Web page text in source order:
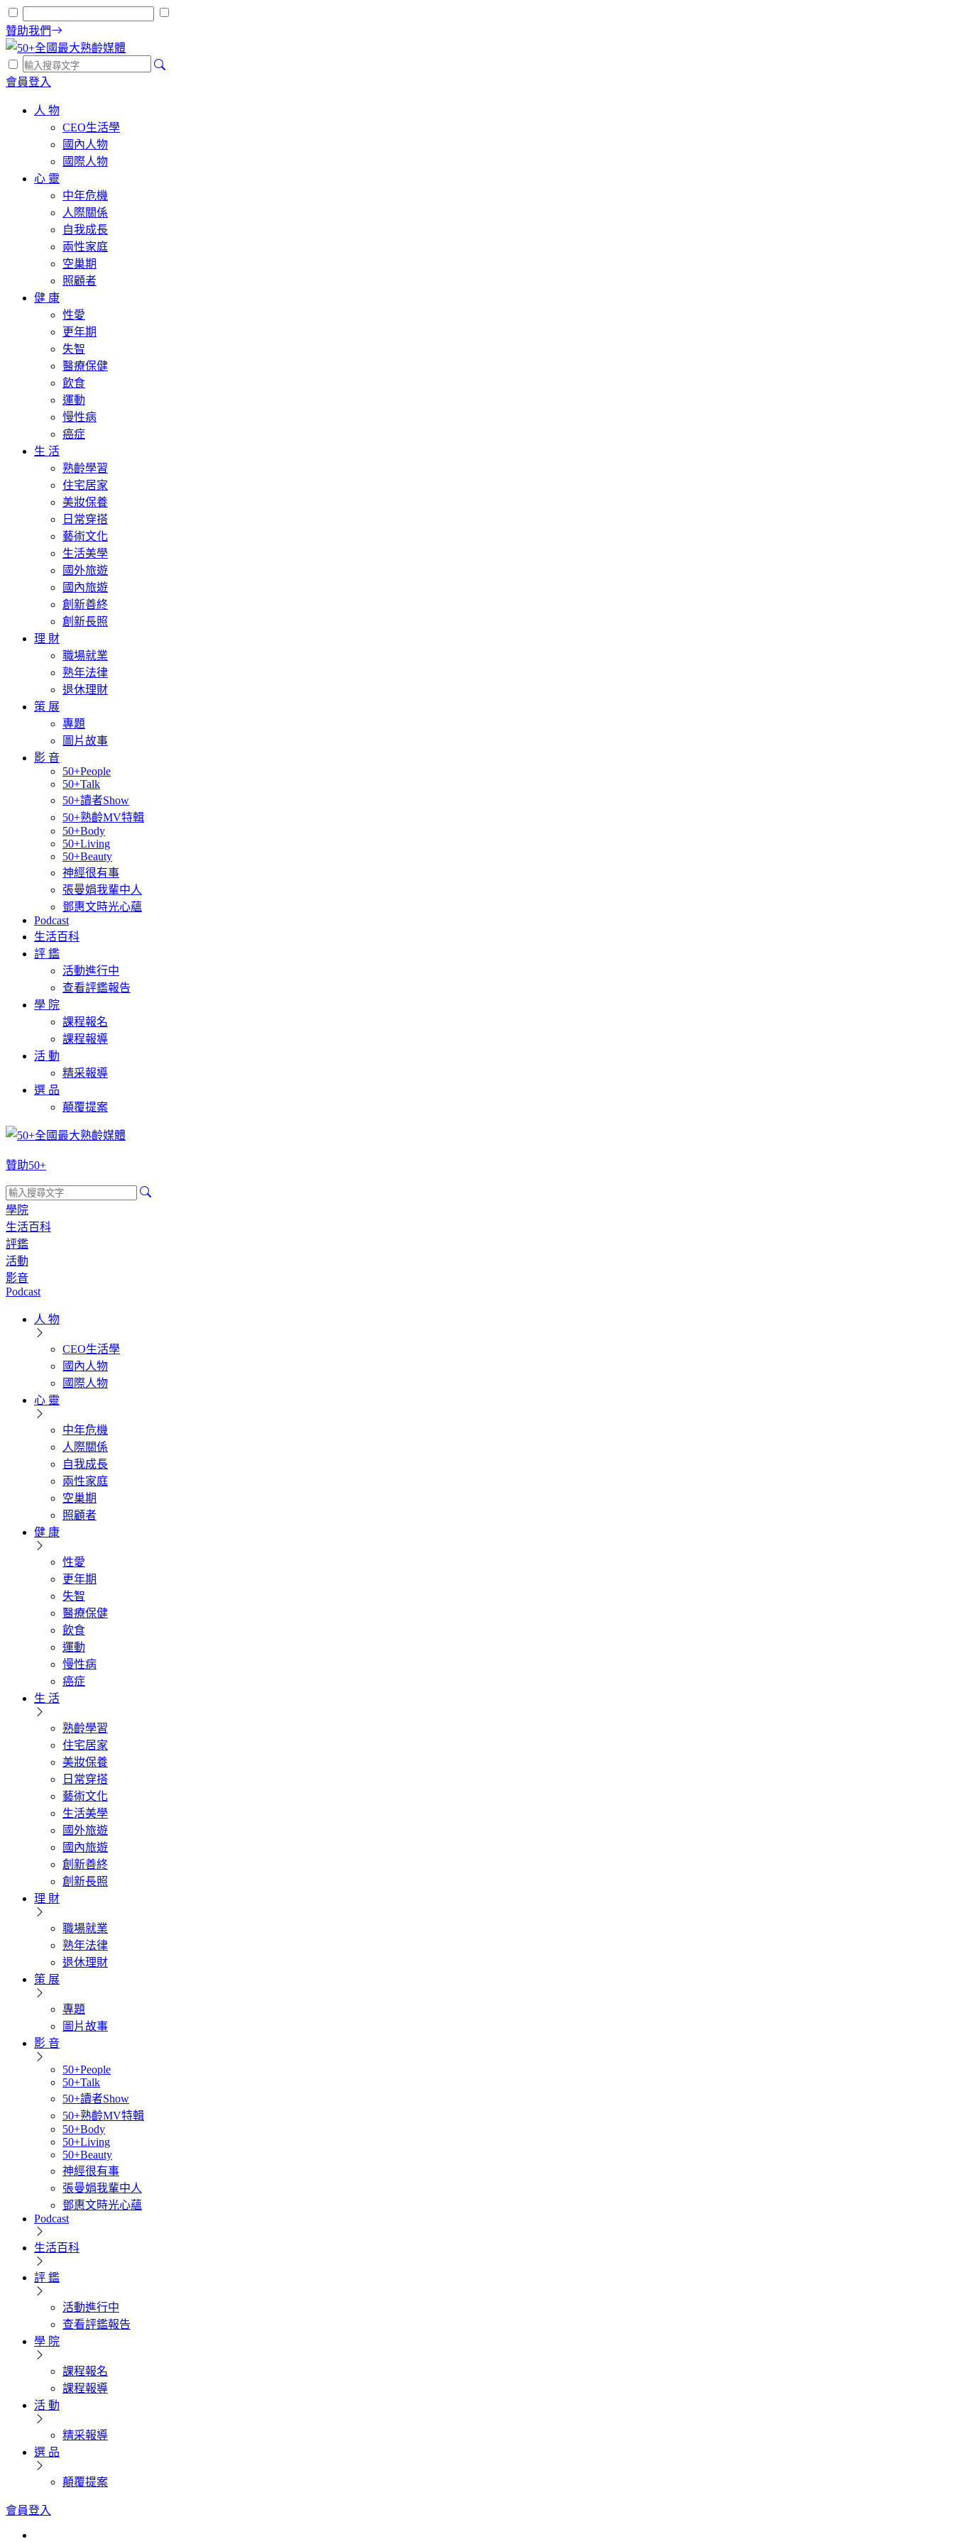
贊助我們
會員登入
人 物
CEO生活學
國內人物
國際人物
心 靈
中年危機
人際關係
自我成長
兩性家庭
空巢期
照顧者
健 康
性愛
更年期
失智
醫療保健
飲食
運動
慢性病
癌症
生 活
熟齡學習
住宅居家
美妝保養
日常穿搭
藝術文化
生活美學
國外旅遊
國內旅遊
創新善終
創新長照
理 財
職場就業
熟年法律
退休理財
策 展
專題
圖片故事
影 音
50+People
50+Talk
50+讀者Show
50+熟齡MV特輯
50+Body
50+Living
50+Beauty
神經很有事
張曼娟我輩中人
鄧惠文時光心蘊
Podcast
生活百科
評 鑑
活動進行中
查看評鑑報告
學 院
課程報名
課程報導
活 動
精采報導
選 品
顛覆提案
贊助50+
學院
生活百科
評鑑
活動
影音
Podcast
人 物
CEO生活學
國內人物
國際人物
心 靈
中年危機
人際關係
自我成長
兩性家庭
空巢期
照顧者
健 康
性愛
更年期
失智
醫療保健
飲食
運動
慢性病
癌症
生 活
熟齡學習
住宅居家
美妝保養
日常穿搭
藝術文化
生活美學
國外旅遊
國內旅遊
創新善終
創新長照
理 財
職場就業
熟年法律
退休理財
策 展
專題
圖片故事
影 音
50+People
50+Talk
50+讀者Show
50+熟齡MV特輯
50+Body
50+Living
50+Beauty
神經很有事
張曼娟我輩中人
鄧惠文時光心蘊
Podcast
生活百科
評 鑑
活動進行中
查看評鑑報告
學 院
課程報名
課程報導
活 動
精采報導
選 品
顛覆提案
會員登入